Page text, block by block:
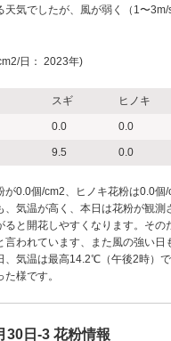
天気でしたが、風が弱く（1〜
日： 2023年)
スギ ヒノキ
0.0 0.0
9.5 0.0
が0.0個/cm2、ヒノキ花粉は0.0個
、気温が高く、本日は花粉が観
ると開花しやすくなります。そ
言われています、また風の強い
、気温は最高14.2℃（午後2時）
様です。
30日-3 花粉情報